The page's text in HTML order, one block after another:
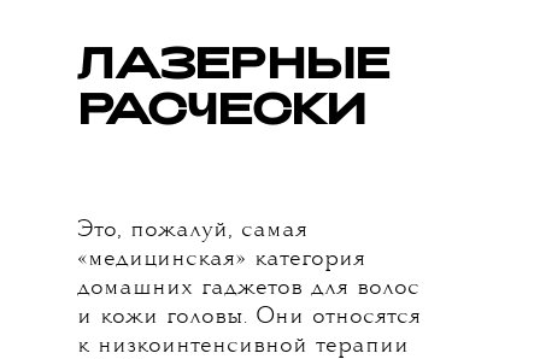
ЛАЗЕРНЫЕ
РАСЧЕСКИ
Это, пожалуй, самая
«медицинская» категория
домашних гаджетов для волос
и кожи головы. Они относятся
к низкоинтенсивной терапии